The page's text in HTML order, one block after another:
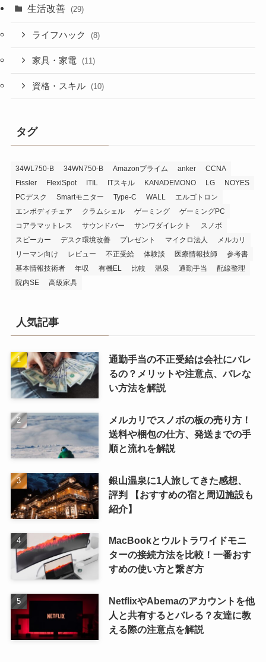
生活改善 (29)
ライフハック (8)
家具・家電 (11)
資格・スキル (10)
タグ
34WL750-B 34WN750-B Amazonプライム anker
CCNA
Fissler
FlexiSpot ITIL ITスキル KANADEMONO LG
NOYES
PCデスク
Smartモニター Type-C WALL
エルゴトロン
エンボディチェア
クラムシェル ゲーミング
ゲーミングPC
コアラマットレス
サウンドバー サンワダイレクト
スノボ
スピーカー
デスク環境改善 プレゼント マイクロ法人
メルカリ
リーマン向け
レビュー 不正受給 体験談 医療情報技師
参考書
基本情報技術者
年収 有機EL 比較 温泉 通勤手当
配線整理
院内SE
高級家具
人気記事
通勤手当の不正受給は会社にバレ
るの？メリットや注意点、バレな
い方法を解説
メルカリでスノボの板の売り方！
送料や梱包の仕方、発送までの手
順と流れを解説
銀山温泉に1人旅してきた感想、
評判 【おすすめの宿と周辺施設も
紹介】
MacBookとウルトラワイドモニ
ターの接続方法を比較！一番おす
すめの使い方と繋ぎ方
NetflixやAbemaのアカウントを他
人と共有するとバレる？友達に教
える際の注意点を解説